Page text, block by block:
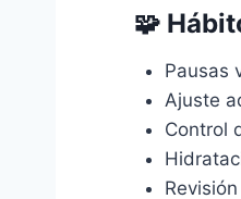
🧩
Pausas
Ajuste
Control